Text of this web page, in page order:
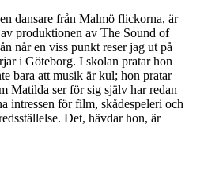
dansare från Malmö flickorna, är
produktionen av The Sound of
når en viss punkt reser jag ut på
i Göteborg. I skolan pratar hon
bara att musik är kul; hon pratar
Matilda ser för sig själv har redan
intressen för film, skådespeleri och
Det, hävdar hon, är